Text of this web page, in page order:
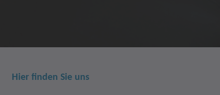
Hier finden Sie uns